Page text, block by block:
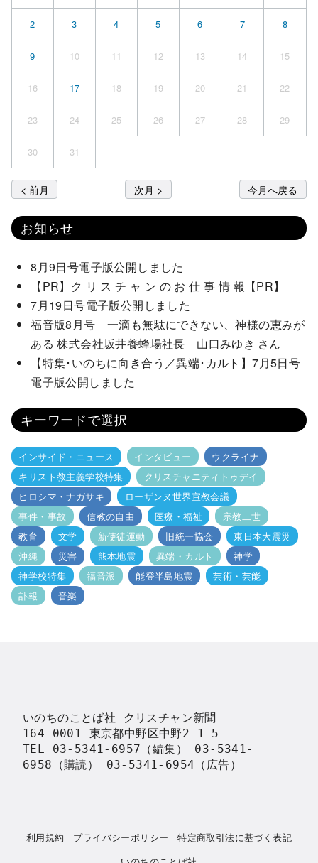
2 3 4 5 6 7 8
9 10 11 12 13 14 15
16 17 18 19 20 21 22
23 24 25 26 27 28 29
30 31
< 前月 次月 > 今月へ戻る
お知らせ
8月9日号電子版公開しました
【PR】ク リ ス チ ャ ン の お 仕 事 情 報【PR】
7月19日号電子版公開しました
福音版8月号 一滴も無駄にできない、神様の恵みが
ある 株式会社坂井養蜂場社長 山口みゆき さん
【特集･いのちに向き合う／異端･カルト】7月5日号
電子版公開しました
キーワードで選択
インサイド・ニュース インタビュー
ウクライナ
キリスト教主義学校特集
クリスチャニティトゥデイ
ヒロシマ・ナガサキ
ローザンヌ世界宣教会議
事件・事故
信教の自由 医療・福祉
宗教二世
教育
文学 新使徒運動 旧統一協会
東日本大震災
沖縄
災害 熊本地震 異端・カルト
神学
神学校特集
福音派 能登半島地震
芸術・芸能
訃報
音楽
いのちのことば社 クリスチャン新聞
164-0001 東京都中野区中野2-1-5
TEL 03-5341-6957（編集） 03-5341-
6958（購読） 03-5341-6954（広告）
利用規約 プライバシーポリシー
特定商取引法に基づく表記